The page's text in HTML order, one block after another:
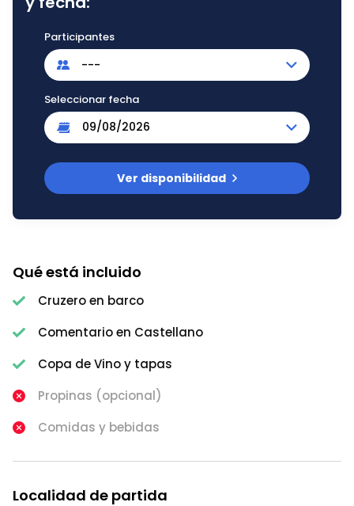
Participantes
---
Seleccionar fecha
Ver disponibilidad
Qué está incluido
Cruzero en barco
Comentario en Castellano
Copa de Vino y tapas
Propinas (opcional)
Comidas y bebidas
Localidad de partida